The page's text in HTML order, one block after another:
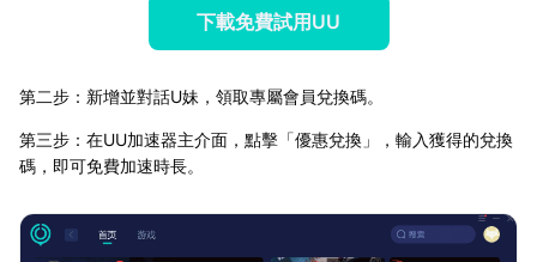
下載免費試用UU
第二步：新增並對話U妹，領取專屬會員兌換碼。
第三步：在UU加速器主介面，點擊「優惠兌換」，輸入獲得的兌換
碼，即可免費加速時長。